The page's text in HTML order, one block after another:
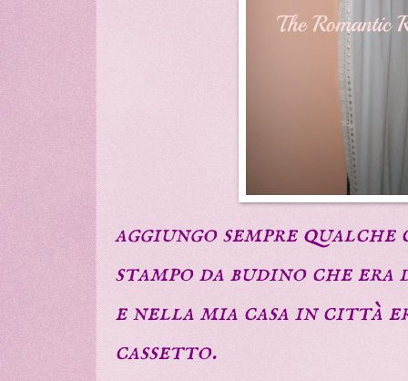
aggiungo sempre qualche
stampo da budino che
e nella mia casa in città
cassetto.